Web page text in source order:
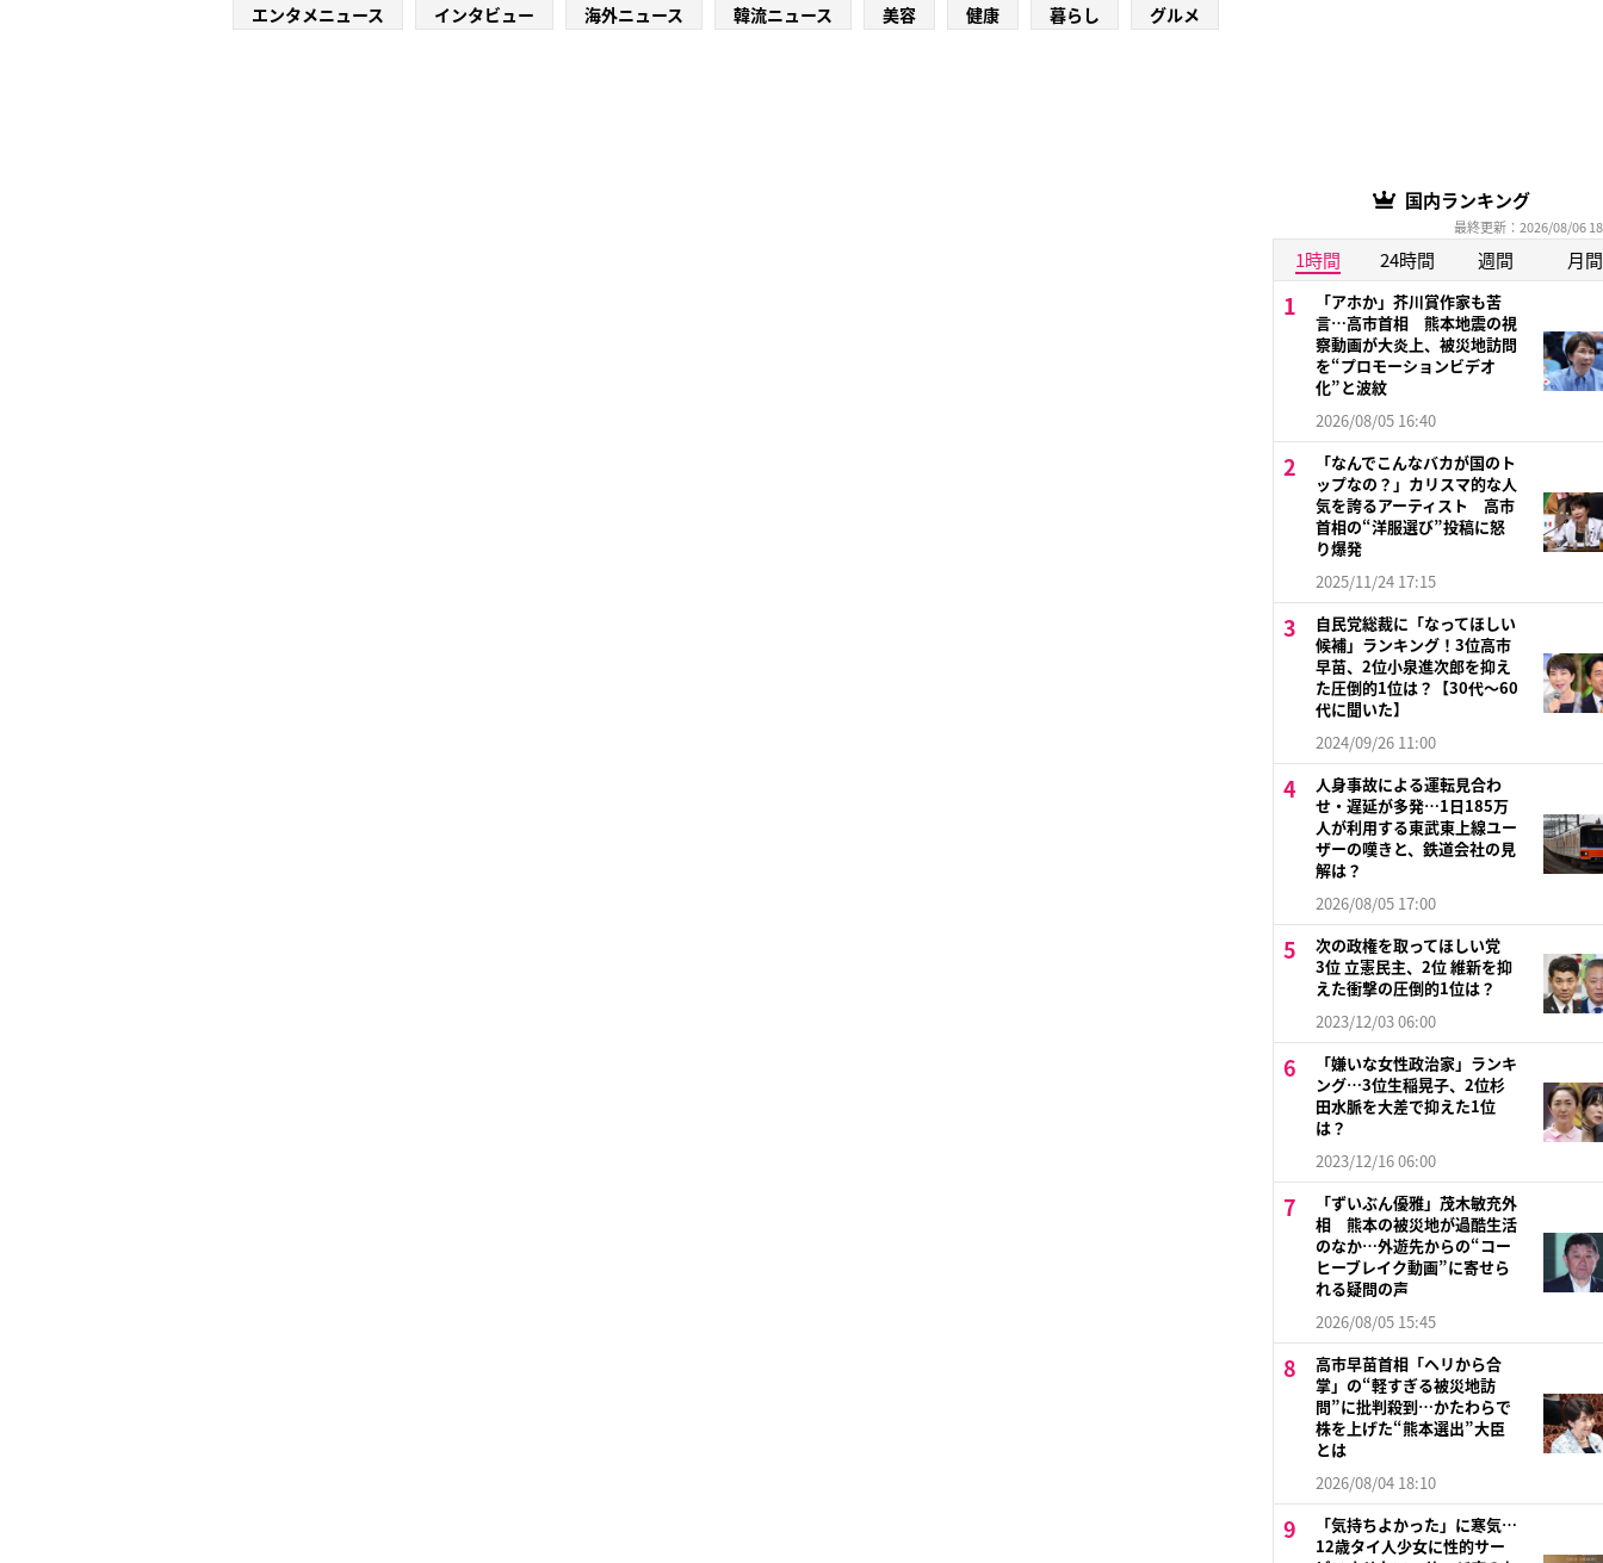
エンタメニュース
インタビュー 海外ニュース 韓流ニュース 美容 健康 暮らし グルメ
国内ランキング
最終更新：2026/08/06
1時間 24時間 週間 月間
「アホか」芥川賞作家も苦
言…高市首相 熊本地震の視
察動画が大炎上、被災地訪問
を“プロモーションビデオ
化”と波紋
2026/08/05 16:40
「なんでこんなバカが国のト
ップなの？」カリスマ的な人
気を誇るアーティスト 高市
首相の“洋服選び”投稿に怒
り爆発
2025/11/24 17:15
自民党総裁に「なってほしい
候補」ランキング！3位高市
早苗、2位小泉進次郎を抑え
た圧倒的1位は？【30代〜60
代に聞いた】
2024/09/26 11:00
人身事故による運転見合わ
せ・遅延が多発…1日185万
人が利用する東武東上線ユー
ザーの嘆きと、鉄道会社の見
解は？
2026/08/05 17:00
次の政権を取ってほしい党
3位 立憲民主、2位 維新を抑
えた衝撃の圧倒的1位は？
2023/12/03 06:00
「嫌いな女性政治家」ランキ
ング…3位生稲晃子、2位杉
田水脈を大差で抑えた1位
は？
2023/12/16 06:00
「ずいぶん優雅」茂木敏充外
相 熊本の被災地が過酷生活
のなか…外遊先からの“コー
ヒーブレイク動画”に寄せら
れる疑問の声
2026/08/05 15:45
高市早苗首相「ヘリから合
掌」の“軽すぎる被災地訪
問”に批判殺到…かたわらで
株を上げた“熊本選出”大臣
とは
2026/08/04 18:10
「気持ちよかった」に寒気…
12歳タイ人少女に性的サー